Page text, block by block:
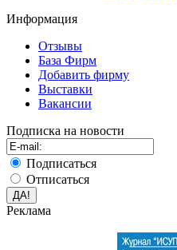
Информация
Отзывы
База Фирм
Добавить фирму
Выставки
Вакансии
Подписка на новости
Подписаться
Отписаться
Реклама